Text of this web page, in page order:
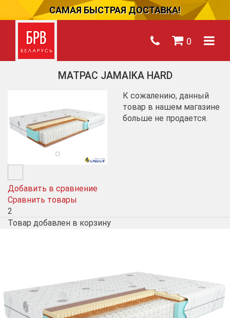
САМАЯ БЫСТРАЯ ДОСТАВКА!
0
МАТРАС JAMAIKA HARD
Добавить в сравнение
Сравнить товары
2
К сожалению, данный
товар в нашем магазине
больше не продается.
Товар добавлен в корзину